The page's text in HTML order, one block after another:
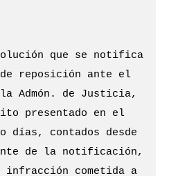
que se notifica
reposición ante el
Admón. de Justicia,
presentado en el
días, contados desde
de la notificación,
infracción cometida a